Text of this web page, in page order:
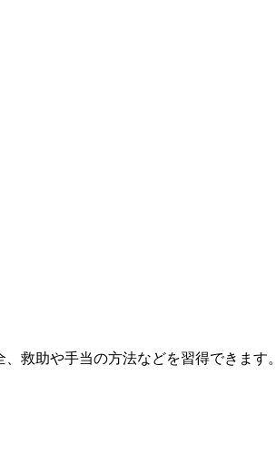
救助や手当の方法などを習得できます。